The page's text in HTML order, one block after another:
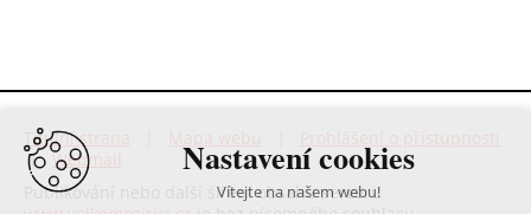
Titulní strana
|Webmail
Publikování nebo další šíření obsahu serveru
Nastavení cookies
Vítejte na našem webu!